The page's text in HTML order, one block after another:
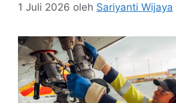
1 Juli 2026 oleh Sariyanti Wijaya